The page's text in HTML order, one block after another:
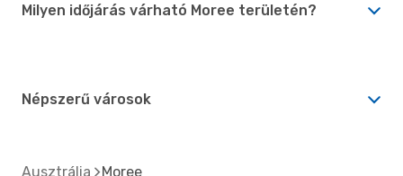
Milyen időjárás várható Moree területén?
Népszerű városok
Ausztrália Moree